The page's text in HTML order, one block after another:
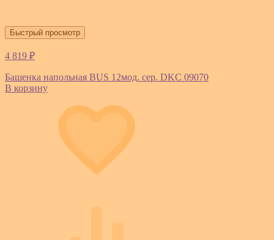
Быстрый просмотр
4 819 ₽
Башенка напольная BUS 12мод. сер. DKC 09070
В корзину